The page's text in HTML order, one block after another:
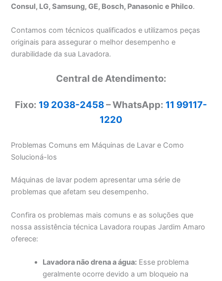
Consul, LG, Samsung, GE, Bosch, Panasonic e Philco.
Contamos com técnicos qualificados e utilizamos peças
originais para assegurar o melhor desempenho e
durabilidade da sua Lavadora.
Central de Atendimento:
Fixo: 19 2038-2458– WhatsApp: 11 99117-
1220
Problemas Comuns em Máquinas de Lavar e Como
Solucioná-los
Máquinas de lavar podem apresentar uma série de
problemas que afetam seu desempenho.
Confira os problemas mais comuns e as soluções que
nossa assistência técnica Lavadora roupas Jardim Amaro
oferece:
Lavadora não drena a água: Esse problema
geralmente ocorre devido a um bloqueio na